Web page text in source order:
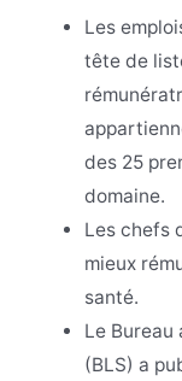
Les
tête de
des 25
domaine.
Les chefs
mieux
santé.
Le
(BLS) a